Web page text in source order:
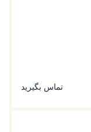
تماس بگیرید